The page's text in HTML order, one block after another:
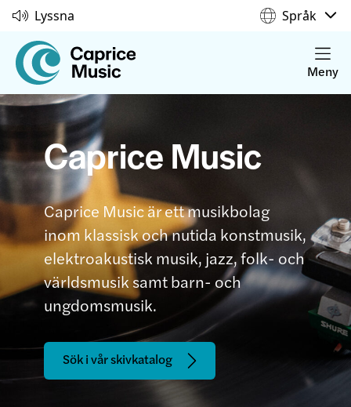
Lyssna Språk
Meny
Caprice Music
Caprice Music är ett musikbolag
inom klassisk och nutida konstmusik,
elektroakustisk musik, jazz, folk- och
världsmusik samt barn- och
ungdomsmusik.
Sök i vår skivkatalog